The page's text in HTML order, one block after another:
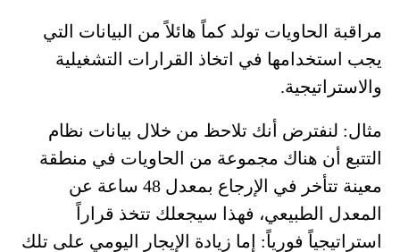
مراقبة الحاويات تولد كماً هائلاً من البيانات التي
يجب استخدامها في اتخاذ القرارات التشغيلية
والاستراتيجية.
مثال: لنفترض أنك تلاحظ من خلال بيانات نظام
التتبع أن هناك مجموعة من الحاويات في منطقة
معينة تتأخر في الإرجاع بمعدل 48 ساعة عن
المعدل الطبيعي، فهذا سيجعلك تتخذ قراراً
استراتيجياً فورياً: إما زيادة الإيجار اليومي على تلك